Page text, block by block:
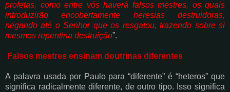
profetas, como entre vós haverá falsos mestres, os quais
introduzirão encobertamente heresias destruidoras,
negando até o Senhor que os resgatou, trazendo sobre si
mesmos repentina destruição”.
Falsos mestres ensinam doutrinas diferentes
A palavra usada por Paulo para “diferente” é “heteros” que
significa radicalmente diferente, de outro tipo. Isso significa